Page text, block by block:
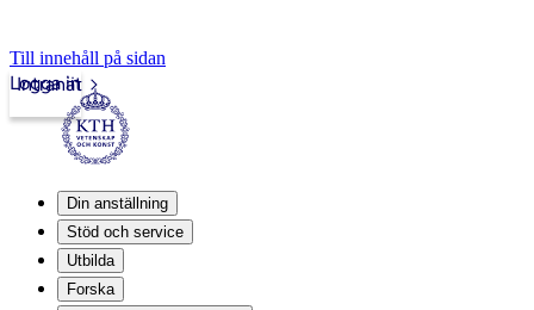
Till innehåll på sidan
Intranät
Logga in
Din anställning
Stöd och service
Utbilda
Forska